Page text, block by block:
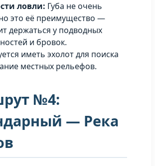
ловли: Губа не очень
это её преимущество —
держаться у подводных
и бровок.
иметь эхолот для поиска
местных рельефов.
№4:
— Река